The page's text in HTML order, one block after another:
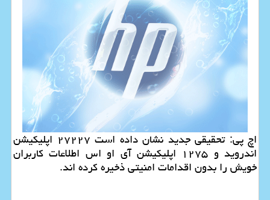
اچ پی: تحقیقی جدید نشان داده است ۲۷۲۲۷ اپلیكیشن
اندروید و ۱۲۷۵ اپلیكیشن آی او اس اطلاعات كاربران
خویش را بدون اقدامات امنیتی ذخیره كرده اند.